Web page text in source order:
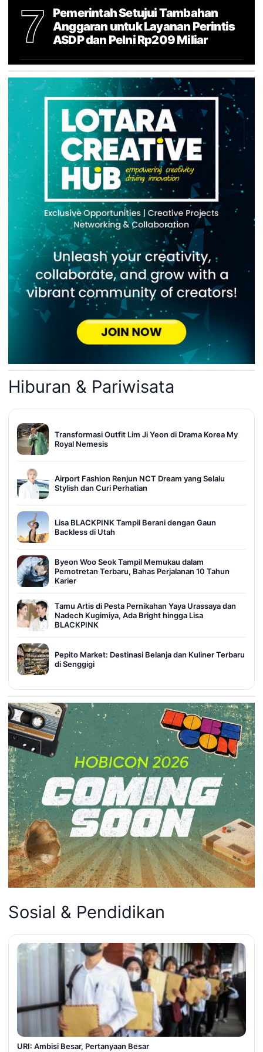
7
Pemerintah Setujui Tambahan
Anggaran untuk Layanan Perintis
ASDP dan Pelni Rp209 Miliar
Hiburan & Pariwisata
Transformasi Outfit Lim Ji Yeon di Drama Korea My
Royal Nemesis
Airport Fashion Renjun NCT Dream yang Selalu
Stylish dan Curi Perhatian
Lisa BLACKPINK Tampil Berani dengan Gaun
Backless di Utah
Byeon Woo Seok Tampil Memukau dalam
Pemotretan Terbaru, Bahas Perjalanan 10 Tahun
Karier
Tamu Artis di Pesta Pernikahan Yaya Urassaya dan
Nadech Kugimiya, Ada Bright hingga Lisa
BLACKPINK
Pepito Market: Destinasi Belanja dan Kuliner Terbaru
di Senggigi
Sosial & Pendidikan
URI: Ambisi Besar, Pertanyaan Besar